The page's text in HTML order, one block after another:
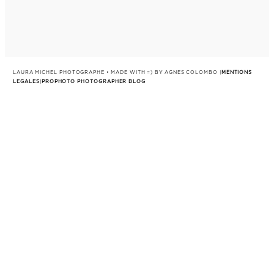
LAURA MICHEL PHOTOGRAPHE • MADE WITH =) BY AGNES COLOMBO MENTIONS
LEGALES PROPHOTO PHOTOGRAPHER BLOG